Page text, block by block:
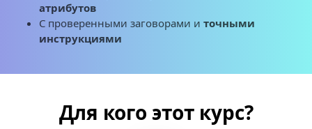
атрибутов
С проверенными заговорами и точными
инструкциями
Для кого этот курс?